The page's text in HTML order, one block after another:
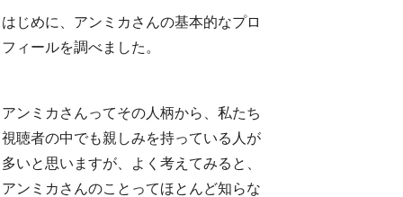
はじめに、アンミカさんの基本的なプロ
フィールを調べました。
アンミカさんってその人柄から、私たち
視聴者の中でも親しみを持っている人が
多いと思いますが、よく考えてみると、
アンミカさんのことってほとんど知らな